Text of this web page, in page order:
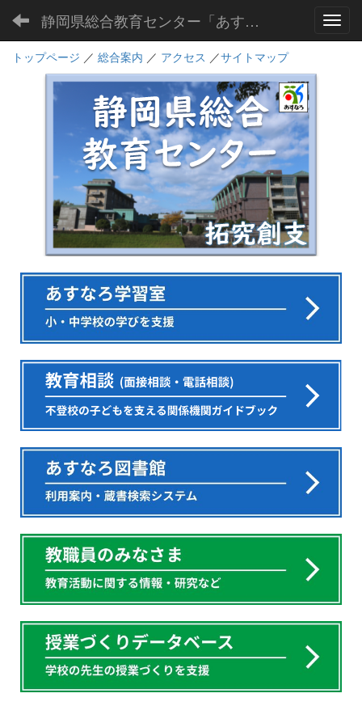
静岡県総合教育センター「あすなろ」
トップページ ／ 総合案内 ／ アクセス ／サイトマップ